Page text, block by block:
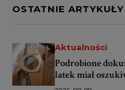
OSTATNIE ARTYKUŁY
Aktualności
Podrobione
latek miał